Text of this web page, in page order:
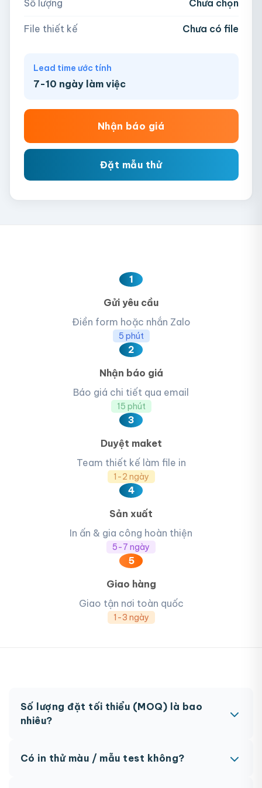
Số lượng Chưa chọn
File thiết kế Chưa có file
Lead time ước tính
7-10 ngày làm việc
Nhận báo giá
Đặt mẫu thử
1
Gửi yêu cầu
Điền form hoặc nhắn Zalo
5 phút
2
Nhận báo giá
Báo giá chi tiết qua email
15 phút
3
Duyệt maket
Team thiết kế làm file in
1-2 ngày
4
Sản xuất
In ấn & gia công hoàn thiện
5-7 ngày
5
Giao hàng
Giao tận nơi toàn quốc
1-3 ngày
Số lượng đặt tối thiểu (MOQ) là bao
nhiêu?
đặc biệt có thể có MOQ khác nhau.
Có in thử màu / mẫu test không?